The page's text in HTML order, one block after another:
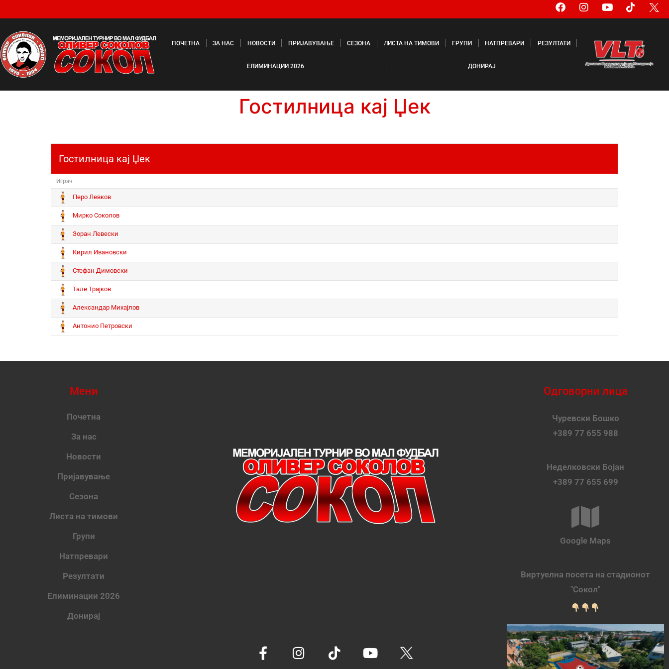
ПОЧЕТНА ЗА НАС НОВОСТИ ПРИЈАВУВАЊЕ СЕЗОНА ЛИСТА НА ТИМОВИ ГРУПИ НАТПРЕВАРИ РЕЗУЛТАТИ
ЕЛИМИНАЦИИ 2026 ДОНИРАЈ
Гостилница кај Џек
Гостилница кај Џек
Играч
Перо Левков
Мирко Соколов
Зоран Левески
Кирил Ивановски
Стефан Димовски
Тале Трајков
Александар Михајлов
Антонио Петровски
Мени
Почетна
За нас
Новости
Пријавување
Сезона
Листа на тимови
Групи
Натпревари
Резултати
Елиминации 2026
Донирај
Одговорни лица
Чуревски Бошко
+389 77 655 988
Неделковски Бојан
+389 77 655 699
Google Maps
Виртуелна посета на стадионот
"Сокол"